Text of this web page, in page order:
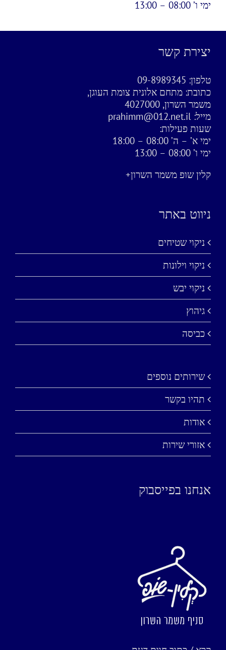
ימי ו’ 08:00 – 13:00
יצירת קשר
טלפון: 09-8989345
כתובת: מתחם אלונית צומת העוגן,
משמר השרון, 4027000
מייל: prahimm@012.net.il
שעות פעילות:
ימי א’ – ה’ 08:00 – 18:00
ימי ו’ 08:00 – 13:00
קלין שופ משמר השרון+
ניווט באתר
ניקוי שטיחים
ניקוי וילונות
ניקוי יבש
גיהוץ
כביסה
שירותים נוספים
תהיו בקשר
אודות
אזורי שירות
אנחנו בפייסבוק